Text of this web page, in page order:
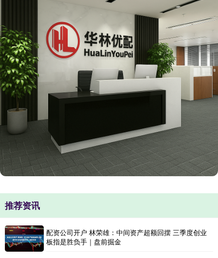
推荐资讯
配资公司开户 林荣雄：中间资产超额回摆 三季度创业
板指是胜负手｜盘前掘金